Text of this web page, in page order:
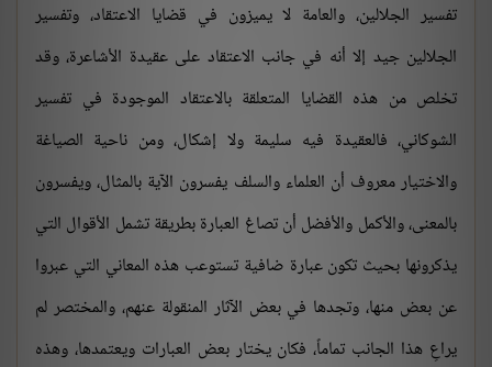
تفسير الجلالين، والعامة لا يميزون في قضايا الاعتقاد، وتفسير
الجلالين جيد إلا أنه في جانب الاعتقاد على عقيدة الأشاعرة، وقد
تخلص من هذه القضايا المتعلقة بالاعتقاد الموجودة في تفسير
الشوكاني، فالعقيدة فيه سليمة ولا إشكال، ومن ناحية الصياغة
والاختيار معروف أن العلماء والسلف يفسرون الآية بالمثال، ويفسرون
بالمعنى، والأكمل والأفضل أن تصاغ العبارة بطريقة تشمل الأقوال التي
يذكرونها بحيث تكون عبارة ضافية تستوعب هذه المعاني التي عبروا
عن بعض منها، وتجدها في بعض الآثار المنقولة عنهم، والمختصر لم
يراعِ هذا الجانب تماماً، فكان يختار بعض العبارات ويعتمدها، وهذه